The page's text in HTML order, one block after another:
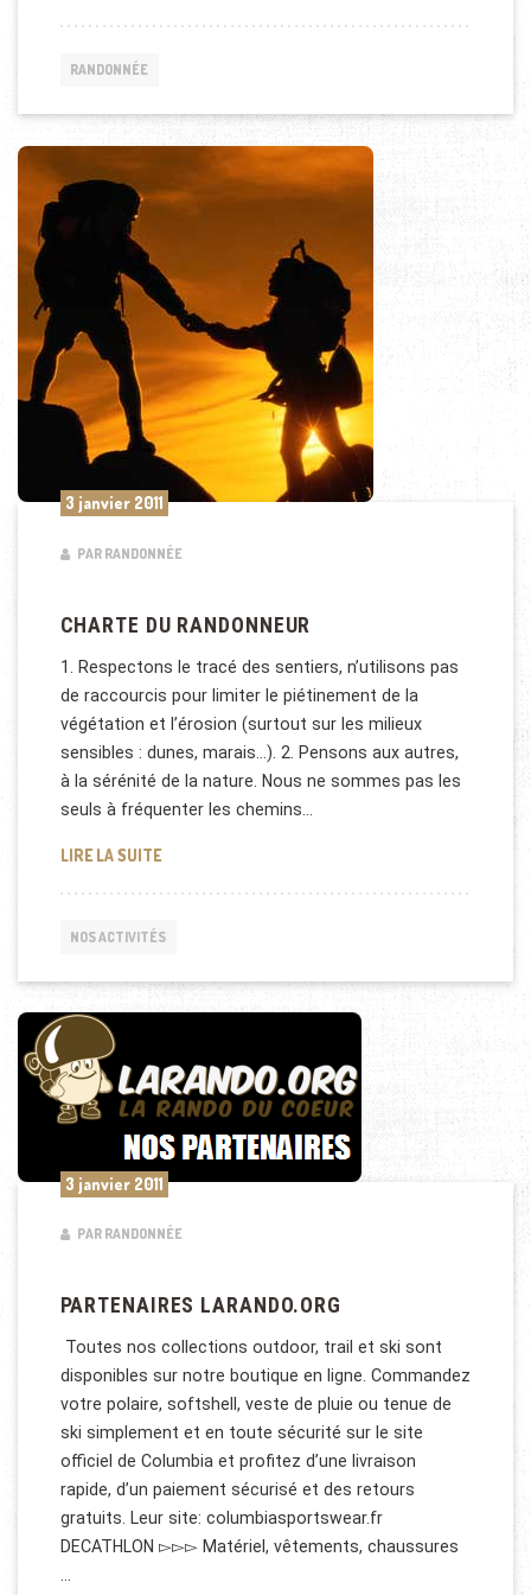
RANDONNÉE
3 janvier 2011
PAR RANDONNÉE
CHARTE DU RANDONNEUR
1. Respectons le tracé des sentiers, n’utilisons pas
de raccourcis pour limiter le piétinement de la
végétation et l’érosion (surtout sur les milieux
sensibles : dunes, marais…). 2. Pensons aux autres,
à la sérénité de la nature. Nous ne sommes pas les
seuls à fréquenter les chemins…
LIRE LA SUITECHARTE DU RANDONNEUR
NOS ACTIVITÉS
3 janvier 2011
PAR RANDONNÉE
PARTENAIRES LARANDO.ORG
Toutes nos collections outdoor, trail et ski sont
disponibles sur notre boutique en ligne. Commandez
votre polaire, softshell, veste de pluie ou tenue de
ski simplement et en toute sécurité sur le site
officiel de Columbia et profitez d’une livraison
rapide, d’un paiement sécurisé et des retours
gratuits. Leur site: columbiasportswear.fr
DECATHLON ▻▻▻ Matériel, vêtements, chaussures
…